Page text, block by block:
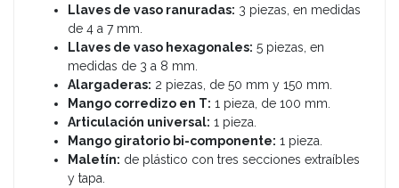
Llaves de vaso ranuradas: 3 piezas, en medidas
de 4 a 7 mm.
Llaves de vaso hexagonales: 5 piezas, en
medidas de 3 a 8 mm.
Alargaderas: 2 piezas, de 50 mm y 150 mm.
Mango corredizo en T: 1 pieza, de 100 mm.
Articulación universal: 1 pieza.
Mango giratorio bi-componente: 1 pieza.
Maletín: de plástico con tres secciones extraíbles
y tapa.